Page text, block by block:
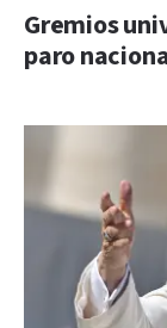
Gremios
paro